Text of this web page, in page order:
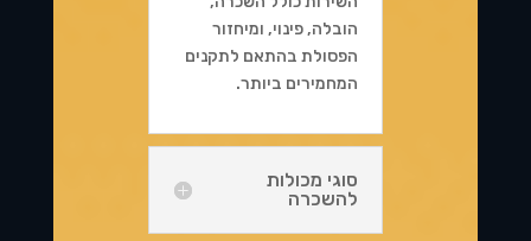
הובלה, פינוי, ומיחזור
הפסולת בהתאם לתקנים
המחמירים ביותר.
סוגי מכולות
להשכרה